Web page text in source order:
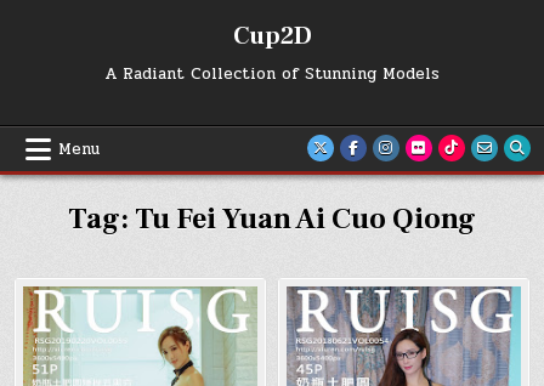
Cup2D
A Radiant Collection of Stunning Models
Menu
Tag: Tu Fei Yuan Ai Cuo Qiong